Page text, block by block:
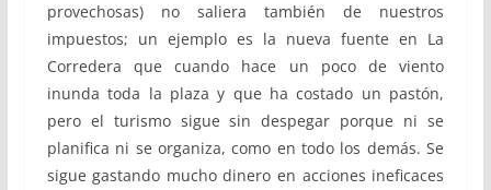
provechosas) no saliera también de nuestros
impuestos; un ejemplo es la nueva fuente en La
Corredera que cuando hace un poco de viento
inunda toda la plaza y que ha costado un pastón,
pero el turismo sigue sin despegar porque ni se
planifica ni se organiza, como en todo los demás. Se
sigue gastando mucho dinero en acciones ineficaces